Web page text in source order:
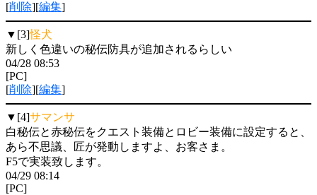
[削除][編集]
▼[3]怪犬
新しく色違いの秘伝防具が追加されるらしい
04/28 08:53
[PC]
[削除][編集]
▼[4]サマンサ
白秘伝と赤秘伝をクエスト装備とロビー装備に設定すると、
あら不思議、匠が発動しますよ、お客さま。
F5で実装致します。
04/29 08:14
[PC]